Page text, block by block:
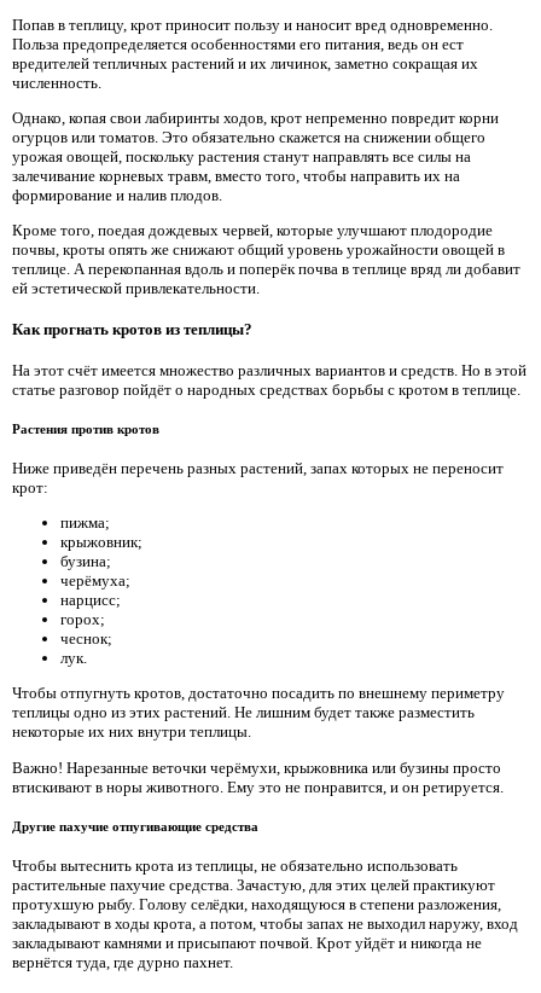
Попав в теплицу, крот приносит пользу и наносит вред одновременно.
Польза предопределяется особенностями его питания, ведь он ест
вредителей тепличных растений и их личинок, заметно сокращая их
численность.
Однако, копая свои лабиринты ходов, крот непременно повредит корни
огурцов или томатов. Это обязательно скажется на снижении общего
урожая овощей, поскольку растения станут направлять все силы на
залечивание корневых травм, вместо того, чтобы направить их на
формирование и налив плодов.
Кроме того, поедая дождевых червей, которые улучшают плодородие
почвы, кроты опять же снижают общий уровень урожайности овощей в
теплице. А перекопанная вдоль и поперёк почва в теплице вряд ли добавит
ей эстетической привлекательности.
Как прогнать кротов из теплицы?
На этот счёт имеется множество различных вариантов и средств. Но в этой
статье разговор пойдёт о народных средствах борьбы с кротом в теплице.
Растения против кротов
Ниже приведён перечень разных растений, запах которых не переносит
крот:
пижма;
крыжовник;
бузина;
черёмуха;
нарцисс;
горох;
чеснок;
лук.
Чтобы отпугнуть кротов, достаточно посадить по внешнему периметру
теплицы одно из этих растений. Не лишним будет также разместить
некоторые их них внутри теплицы.
Важно! Нарезанные веточки черёмухи, крыжовника или бузины просто
втискивают в норы животного. Ему это не понравится, и он ретируется.
Другие пахучие отпугивающие средства
Чтобы вытеснить крота из теплицы, не обязательно использовать
растительные пахучие средства. Зачастую, для этих целей практикуют
протухшую рыбу. Голову селёдки, находящуюся в степени разложения,
закладывают в ходы крота, а потом, чтобы запах не выходил наружу, вход
закладывают камнями и присыпают почвой. Крот уйдёт и никогда не
вернётся туда, где дурно пахнет.